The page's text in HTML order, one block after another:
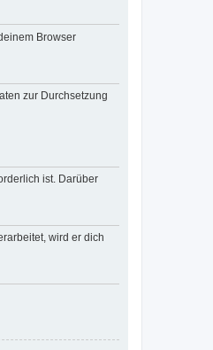
Browser
zur Durchsetzung
ist. Darüber
wird er dich